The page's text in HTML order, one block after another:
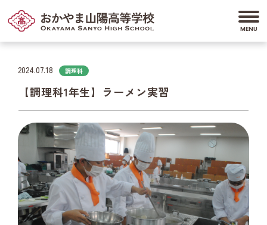
2024.07.18 調理科
【調理科1年生】ラーメン実習